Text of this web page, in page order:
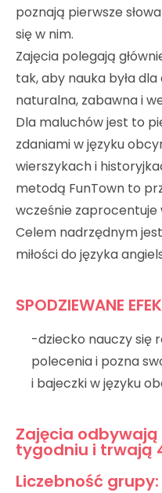
poznają pierwsze
się w nim.
Zajęcia polegają
tak, aby nauka była
naturalna, zabawna i
Dla maluchów jest to
zdaniami w języku
wierszykach i
metodą FunTown to
wcześnie zaprocentuje
Celem nadrzędnym
miłości do języka
SPODZIEWANE
-dziecko nauczy się
polecenia i pozna
i bajeczki w języku
Zajęcia
tygodniu i trwają
Liczebność